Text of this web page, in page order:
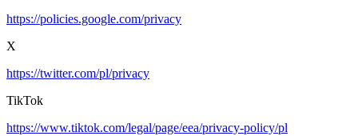
https://policies.google.com/privacy
X
https://twitter.com/pl/privacy
TikTok
https://www.tiktok.com/legal/page/eea/privacy-policy/pl